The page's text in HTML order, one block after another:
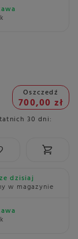
Oszczedź
700,00 zł
30 dni:
dzisiaj
w magazynie